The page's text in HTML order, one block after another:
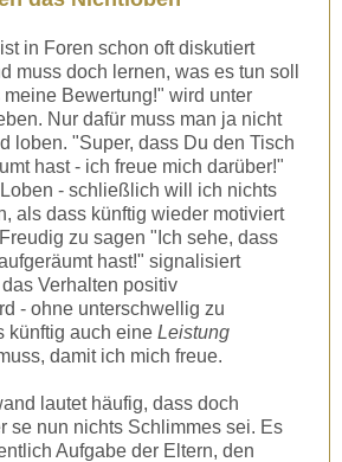
in Foren schon oft diskutiert
muss doch lernen, was es tun soll
meine Bewertung!" wird unter
Nur dafür muss man ja nicht
loben. "Super, dass Du den Tisch
hast - ich freue mich darüber!"
- schließlich will ich nichts
als dass künftig wieder motiviert
zu sagen "Ich sehe, dass
hast!" signalisiert
Verhalten positiv
- ohne unterschwellig zu
künftig auch eine Leistung
damit ich mich freue.
lautet häufig, dass doch
se nun nichts Schlimmes sei. Es
Aufgabe der Eltern, den